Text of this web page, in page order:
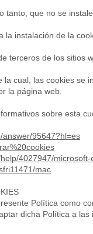
tanto, que no se
instalación de la
terceros de los sitios
cual, las cookies se
la página web.
sobre esta
95647?hl=es
4027947/
mac
Política como
dicha Política a